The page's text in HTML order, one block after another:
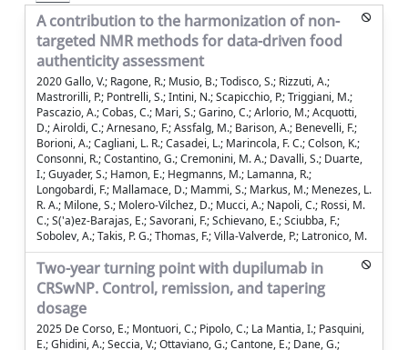
A contribution to the harmonization of non-
targeted NMR methods for data-driven food
authenticity assessment
2020 Gallo, V.; Ragone, R.; Musio, B.; Todisco, S.; Rizzuti, A.;
Mastrorilli, P.; Pontrelli, S.; Intini, N.; Scapicchio, P.; Triggiani, M.;
Pascazio, A.; Cobas, C.; Mari, S.; Garino, C.; Arlorio, M.; Acquotti,
D.; Airoldi, C.; Arnesano, F.; Assfalg, M.; Barison, A.; Benevelli, F.;
Borioni, A.; Cagliani, L. R.; Casadei, L.; Marincola, F. C.; Colson, K.;
Consonni, R.; Costantino, G.; Cremonini, M. A.; Davalli, S.; Duarte,
I.; Guyader, S.; Hamon, E.; Hegmanns, M.; Lamanna, R.;
Longobardi, F.; Mallamace, D.; Mammi, S.; Markus, M.; Menezes, L.
R. A.; Milone, S.; Molero-Vilchez, D.; Mucci, A.; Napoli, C.; Rossi, M.
C.; S('a)ez-Barajas, E.; Savorani, F.; Schievano, E.; Sciubba, F.;
Sobolev, A.; Takis, P. G.; Thomas, F.; Villa-Valverde, P.; Latronico, M.
Two-year turning point with dupilumab in
CRSwNP. Control, remission, and tapering
dosage
2025 De Corso, E.; Montuori, C.; Pipolo, C.; La Mantia, I.; Pasquini,
E.; Ghidini, A.; Seccia, V.; Ottaviano, G.; Cantone, E.; Dane, G.;